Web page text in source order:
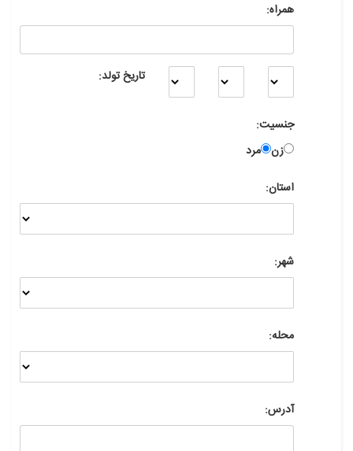
همراه:
تاریخ تولد:
جنسیت:
زن مرد
استان:
شهر:
محله:
آدرس: